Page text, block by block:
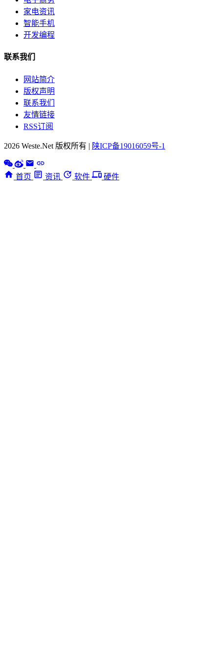
家电资讯
智能手机
开发编程
联系我们
网站简介
版权声明
联系我们
友情链接
RSS订阅
2026 Weste.Net 版权所有 | 陕ICP备19016059号-1
首页 资讯 软件 硬件